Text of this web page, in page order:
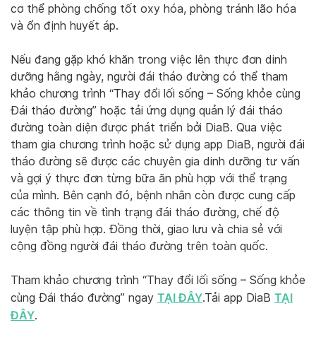
cơ thể phòng chống tốt oxy hóa, phòng tránh lão hóa
và ổn định huyết áp.
Nếu đang gặp khó khăn trong việc lên thực đơn dinh
dưỡng hằng ngày, người đái tháo đường có thể tham
khảo chương trình “Thay đổi lối sống – Sống khỏe cùng
Đái tháo đường” hoặc tải ứng dụng quản lý đái tháo
đường toàn diện được phát triển bởi DiaB. Qua việc
tham gia chương trình hoặc sử dụng app DiaB, người đái
tháo đường sẽ được các chuyên gia dinh dưỡng tư vấn
và gợi ý thực đơn từng bữa ăn phù hợp với thể trạng
của mình. Bên cạnh đó, bệnh nhân còn được cung cấp
các thông tin về tình trạng đái tháo đường, chế độ
luyện tập phù hợp. Đồng thời, giao lưu và chia sẻ với
cộng đồng người đái tháo đường trên toàn quốc.
Tham khảo chương trình “Thay đổi lối sống – Sống khỏe
cùng Đái tháo đường” ngay TẠI ĐÂY.Tải app DiaB TẠI
ĐÂY.